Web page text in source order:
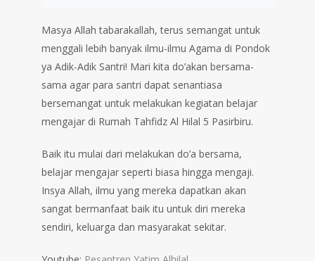
Masya Allah tabarakallah, terus semangat untuk
menggali lebih banyak ilmu-ilmu Agama di Pondok
ya Adik-Adik Santri! Mari kita do’akan bersama-
sama agar para santri dapat senantiasa
bersemangat untuk melakukan kegiatan belajar
mengajar di Rumah Tahfidz Al Hilal 5 Pasirbiru.
Baik itu mulai dari melakukan do’a bersama,
belajar mengajar seperti biasa hingga mengaji.
Insya Allah, ilmu yang mereka dapatkan akan
sangat bermanfaat baik itu untuk diri mereka
sendiri, keluarga dan masyarakat sekitar.